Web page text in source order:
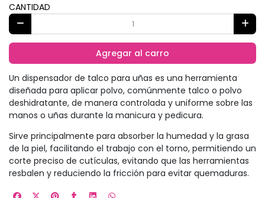
CANTIDAD
Agregar al carro
Un dispensador de talco para uñas es una herramienta
diseñada para aplicar polvo, comúnmente talco o polvo
deshidratante, de manera controlada y uniforme sobre las
manos o uñas durante la manicura y pedicura.
Sirve principalmente para absorber la humedad y la grasa
de la piel, facilitando el trabajo con el torno, permitiendo un
corte preciso de cutículas, evitando que las herramientas
resbalen y reduciendo la fricción para evitar quemaduras.